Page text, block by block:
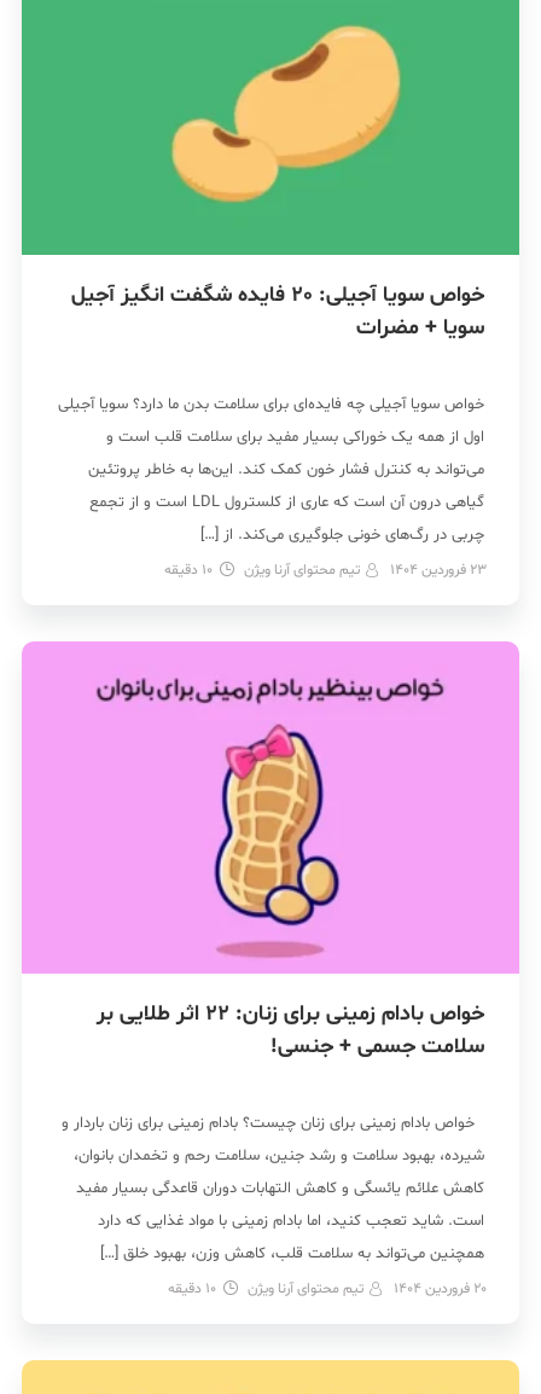
خواص سویا آجیلی: 20 فایده شگفت انگیز آجیل
سویا + مضرات
خواص سویا آجیلی چه فایده‌ای برای سلامت بدن ما دارد؟ سویا آجیلی
اول از همه یک خوراکی بسیار مفید برای سلامت قلب است و
می‌تواند به کنترل فشار خون کمک کند. این‌ها به خاطر پروتئین
گیاهی درون آن است که عاری از کلسترول LDL است و از تجمع
چربی در رگ‌های خونی جلوگیری می‌کند. از […]
23 فروردین 1404 تیم محتوای آرنا ویژن 10 دقیقه
خواص بادام زمینی برای زنان: 22 اثر طلایی بر
سلامت جسمی + جنسی!
خواص بادام زمینی برای زنان چیست؟ بادام زمینی برای زنان باردار و
شیرده، بهبود سلامت و رشد جنین، سلامت رحم و تخمدان بانوان،
کاهش علائم یائسگی و کاهش التهابات دوران قاعدگی بسیار مفید
است. شاید تعجب کنید، اما بادام زمینی با مواد غذایی که دارد
همچنین می‌تواند به سلامت قلب، کاهش وزن، بهبود خلق […]
20 فروردین 1404 تیم محتوای آرنا ویژن 10 دقیقه